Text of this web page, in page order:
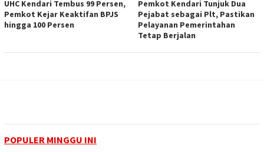
UHC Kendari Tembus 99 Persen,
Pemkot Kejar Keaktifan BPJS
hingga 100 Persen
Pemkot Kendari Tunjuk Dua
Pejabat sebagai Plt, Pastikan
Pelayanan Pemerintahan
Tetap Berjalan
POPULER MINGGU INI